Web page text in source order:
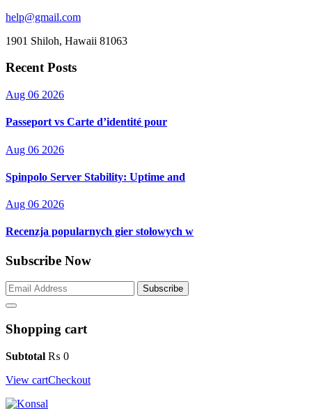
help@gmail.com
1901 Shiloh, Hawaii 81063
Recent Posts
Aug 06 2026
Passeport vs Carte d’identité pour
Aug 06 2026
Spinpolo Server Stability: Uptime and
Aug 06 2026
Recenzja popularnych gier stołowych w
Subscribe Now
Subscribe
Shopping cart
Subtotal ₨ 0
View cartCheckout